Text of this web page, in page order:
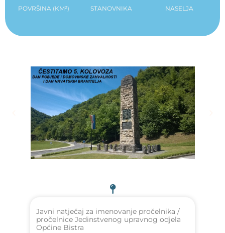
POVRŠINA (KM²) STANOVNIKA NASELJA
Javni natječaj za imenovanje pročelnika /
pročelnice Jedinstvenog upravnog odjela
Općine Bistra